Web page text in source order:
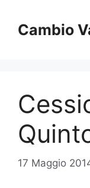
contenuto
Cambio
17 Maggio